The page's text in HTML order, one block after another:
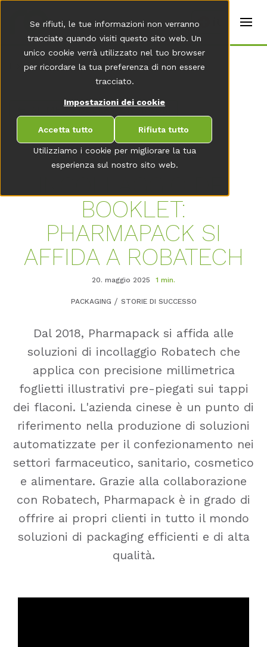
Utilizziamo i cookie per migliorare la tua
esperienza sul nostro sito web.
Se rifiuti, le tue informazioni non verranno
tracciate quando visiti questo sito web. Un
unico cookie verrà utilizzato nel tuo browser
per ricordare la tua preferenza di non essere
tracciato.
Impostazioni dei cookie
Accetta tutto Rifiuta tutto
t
r
s
E
n
Home
AL MENU DELLA NEWSROOM
BOOKLET:
PHARMAPACK SI
AFFIDA A ROBATECH
20. maggio 2025 1 min.
PACKAGING STORIE DI SUCCESSO
Dal 2018, Pharmapack si affida alle
soluzioni di incollaggio Robatech che
applica con precisione millimetrica
foglietti illustrativi pre-piegati sui tappi
dei flaconi. L'azienda cinese è un punto di
riferimento nella produzione di soluzioni
automatizzate per il confezionamento nei
settori farmaceutico, sanitario, cosmetico
e alimentare. Grazie alla collaborazione
con Robatech, Pharmapack è in grado di
offrire ai propri clienti in tutto il mondo
soluzioni di packaging efficienti e di alta
qualità.